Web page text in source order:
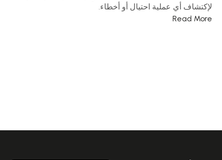
لإكتشاف أي عملية احتيال أو أخطاء.
Read More